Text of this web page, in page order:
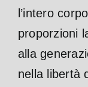
l’intero
proporzioni
alla
nella libertà